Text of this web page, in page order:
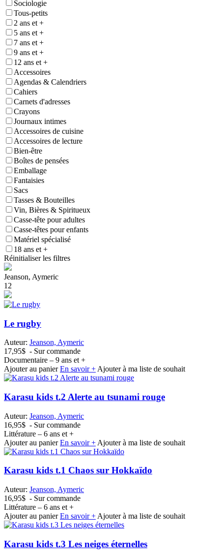
Sociologie
Tous-petits
2 ans et +
5 ans et +
7 ans et +
9 ans et +
12 ans et +
Accessoires
Agendas & Calendriers
Cahiers
Carnets d'adresses
Crayons
Journaux intimes
Accessoires de cuisine
Accessoires de lecture
Bien-être
Boîtes de pensées
Emballage
Fantaisies
Sacs
Tasses & Bouteilles
Vin, Bières & Spiritueux
Casse-tête pour adultes
Casse-têtes pour enfants
Matériel spécialisé
18 ans et +
Réinitialiser les filtres
Jeanson, Aymeric
1 2
Le rugby
Auteur: Jeanson, Aymeric
17,95$ - Sur commande
Documentaire – 9 ans et +
Ajouter au panier En savoir + Ajouter à ma liste de souhait
Karasu kids t.2 Alerte au tsunami rouge
Auteur: Jeanson, Aymeric
16,95$ - Sur commande
Littérature – 6 ans et +
Ajouter au panier En savoir + Ajouter à ma liste de souhait
Karasu kids t.1 Chaos sur Hokkaïdo
Auteur: Jeanson, Aymeric
16,95$ - Sur commande
Littérature – 6 ans et +
Ajouter au panier En savoir + Ajouter à ma liste de souhait
Karasu kids t.3 Les neiges éternelles